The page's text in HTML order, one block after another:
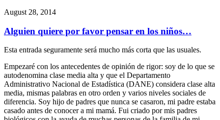
August 28, 2014
Alguien quiere por favor pensar en los niños…
Esta entrada seguramente será mucho más corta que las usuales.
Empezaré con los antecedentes de opinión de rigor: soy de lo que se
autodenomina clase media alta y que el Departamento
Administrativo Nacional de Estadística (DANE) considera clase alta
media, mismas palabras en otro orden y varios niveles sociales de
diferencia. Soy hijo de padres que nunca se casaron, mi padre estaba
casado antes de conocer a mi mamá. Fui criado por mis padres